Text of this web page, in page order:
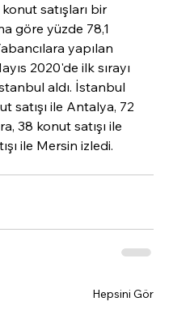
satışları bir
göre yüzde 78,1
yapılan
2020'de ilk sırayı
aldı. İstanbul
satışı ile Antalya, 72
38 konut satışı ile
ile Mersin izledi.
Hepsini Gör